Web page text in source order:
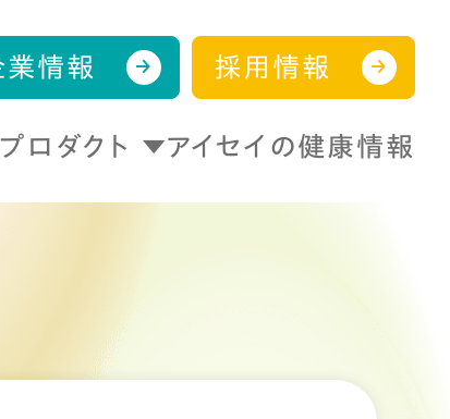
業情報 採用情報
ロダクト アイセイの健康情報